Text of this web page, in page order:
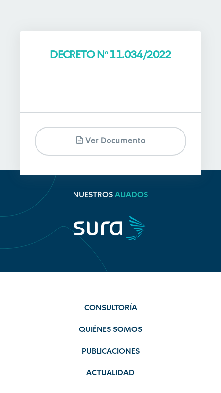
DECRETO Nº 11.034/2022
Ver Documento
NUESTROS ALIADOS
CONSULTORÍA
QUIÉNES SOMOS
PUBLICACIONES
ACTUALIDAD